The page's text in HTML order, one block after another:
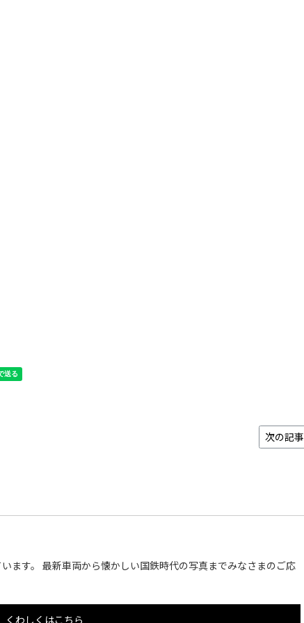
次の記事
ます。 最新車両から懐かしい国鉄時代の写真までみなさまのご応
くわしくはこちら